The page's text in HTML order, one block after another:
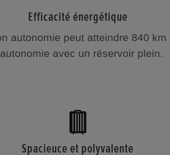
Efficacité énergétique
autonomie peut atteindre 840 km
avec un réservoir plein.
Spacieuce et polyvalente